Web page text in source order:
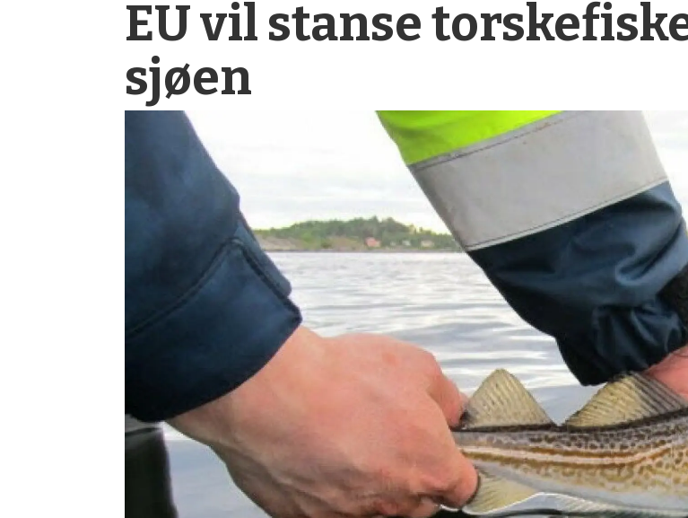
EU vil stanse
sjøen